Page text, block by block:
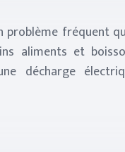
problème fréquent
aliments et
décharge